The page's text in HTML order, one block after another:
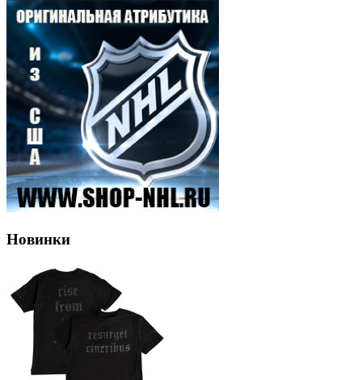
Новинки